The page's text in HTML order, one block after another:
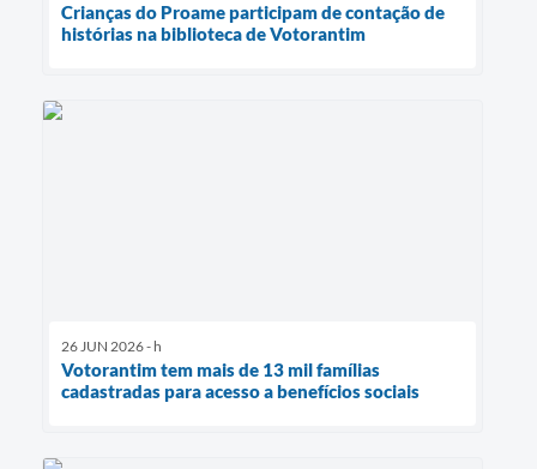
Crianças do Proame participam de contação de
histórias na biblioteca de Votorantim
26 JUN 2026 - h
Votorantim tem mais de 13 mil famílias
cadastradas para acesso a benefícios sociais